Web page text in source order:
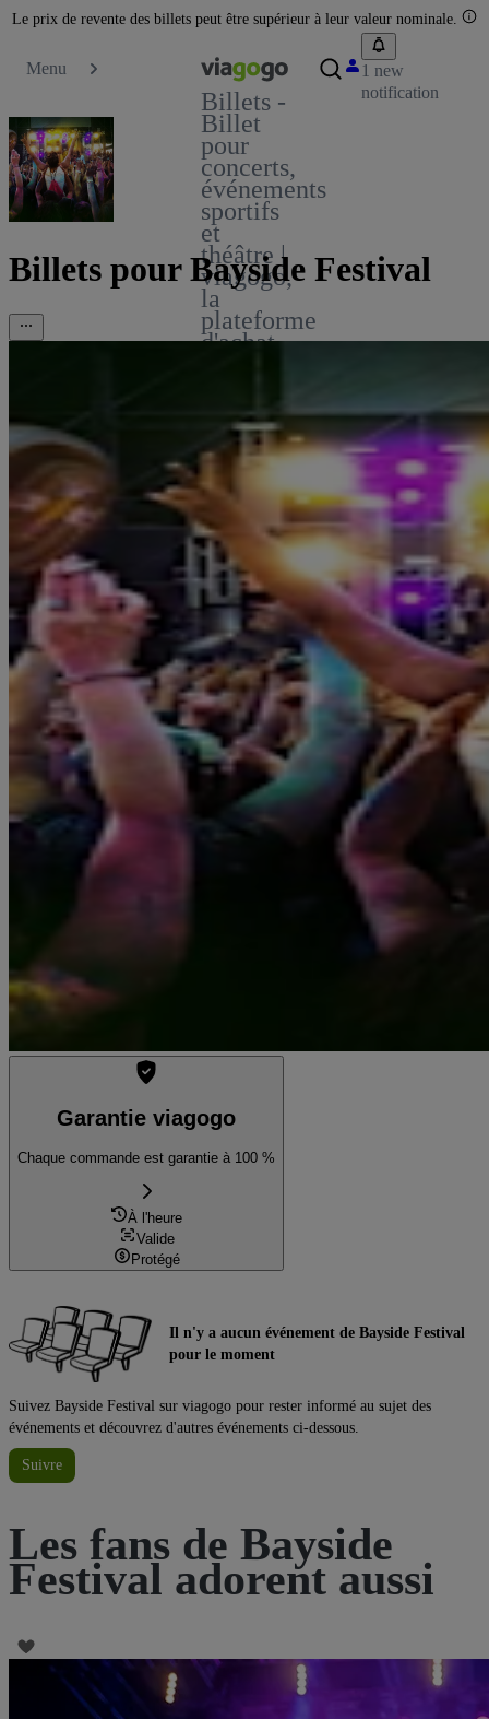
Le prix de revente des billets peut être supérieur à leur valeur nominale.
Menu
Billets -
Billet
pour
concerts,
événements
sportifs
et
théâtre |
viagogo,
la
plateforme
d'achat
billets
1 new
notification
Billets pour Bayside Festival
Garantie viagogo
Chaque commande est garantie à 100 %
À l'heure
Valide
Protégé
Il n'y a aucun événement de Bayside Festival
pour le moment
Suivez Bayside Festival sur viagogo pour rester informé au sujet des
événements et découvrez d'autres événements ci-dessous.
Suivre
Les fans de Bayside
Festival adorent aussi